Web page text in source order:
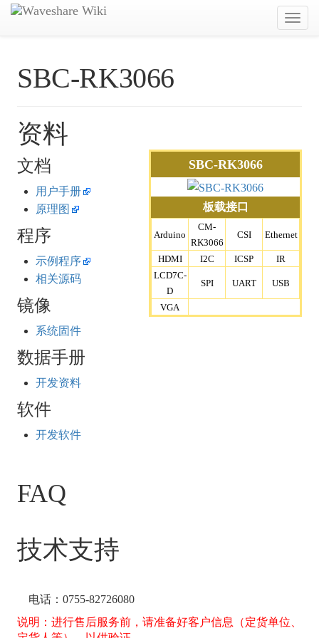
SBC-RK3066
资料
SBC-RK3066
板载接口
Arduino
CM-
RK3066
CSI Ethernet
HDMI I2C ICSP
IR
LCD7C-
D
SPI UART USB
VGA
文档
用户手册
原理图
程序
示例程序
相关源码
镜像
系统固件
数据手册
开发资料
软件
开发软件
FAQ
技术支持
电话：0755-82726080
说明：进行售后服务前，请准备好客户信息（定货单位、